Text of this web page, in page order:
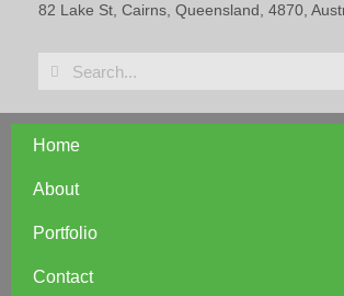
82 Lake St, Cairns, Queensland, 4870,
Home
About
Portfolio
Contact